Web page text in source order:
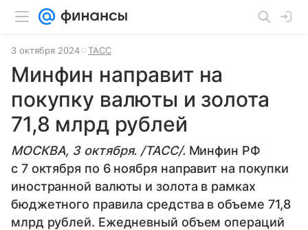
3 октября 2024 ТАСС
Минфин направит на
покупку валюты и золота
71,8 млрд рублей
МОСКВА, 3 октября. /ТАСС/. Минфин РФ
с 7 октября по 6 ноября направит на покупки
иностранной валюты и золота в рамках
бюджетного правила средства в объеме 71,8
млрд рублей. Ежедневный объем операций